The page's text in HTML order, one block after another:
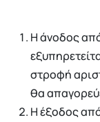
Η άνοδος
στροφή
θα
Η έξοδος